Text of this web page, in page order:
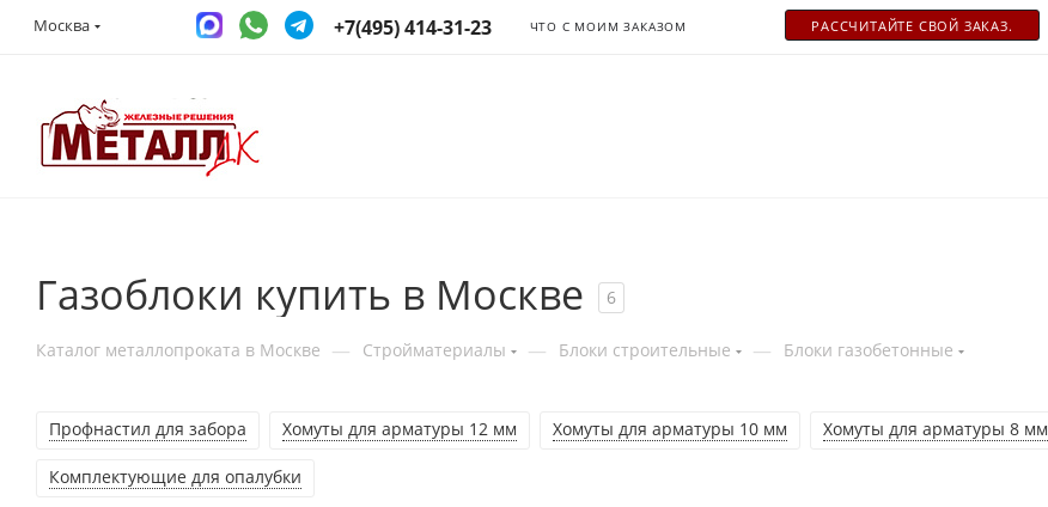
Москва +7(495) 414-31-23 ЧТО С МОИМ ЗАКАЗОМ РАСCЧИТАЙТЕ СВОЙ ЗАКАЗ.
Газоблоки купить в Москве 6
Каталог металлопроката в Москве — Стройматериалы — Блоки строительные — Блоки газобетонные
Профнастил для забора Хомуты для арматуры 12 мм Хомуты для арматуры 10 мм Хомуты для арматуры 8 мм
Комплектующие для опалубки